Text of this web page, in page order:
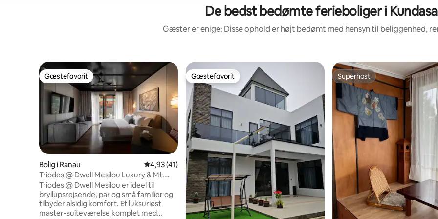
De bedst bedømte ferieboliger i
Gæster er enige: Disse ophold er højt bedømt med hensyn til beliggenhed,
Gæstefavorit
Gæstefavorit
Bolig i Ranau 4,93 ud af 5 i gennemsnitlig bedømmelse, 41 omtaler
4,93 (41)
Triodes @ Dwell Mesilou Luxury & Mt.
Kinabalu-udsigt
Triodes @ Dwell Mesilou er ideel til
bryllupsrejsende, par og små familier og
tilbyder alsidig komfort. Et luksuriøst
master-suiteværelse komplet med
Gæstefavorit
Gæstefavorit Superhost
Superhost